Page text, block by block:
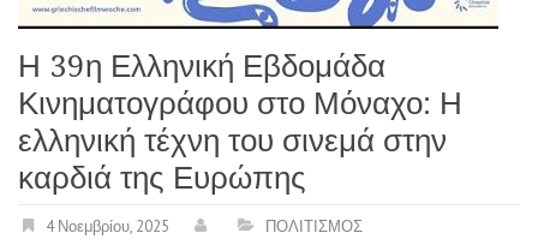
Η 39η Ελληνική Εβδομάδα
Κινηματογράφου στο Μόναχο: Η
ελληνική τέχνη του σινεμά στην
καρδιά της Ευρώπης
4 Νοεμβρίου, 2025 ΠΟΛΙΤΙΣΜΟΣ